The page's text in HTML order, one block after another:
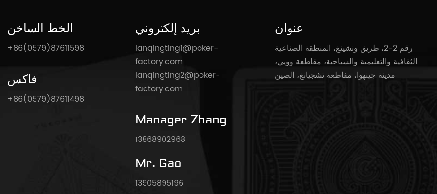
الخط الساخن
+86(0579)87611598
فاكس
+86(0579)87611498
بريد إلكتروني
lanqingting1@poker-
factory.com
lanqingting2@poker-
factory.com
Manager Zhang
13868902968
Mr. Gao
13905895196
عنوان
رقم 2-2، طريق ونشينغ، المنطقة الصناعية
الثقافية والتعليمية والسياحية، مقاطعة وويي،
مدينة جينهوا، مقاطعة تشجيانغ، الصين